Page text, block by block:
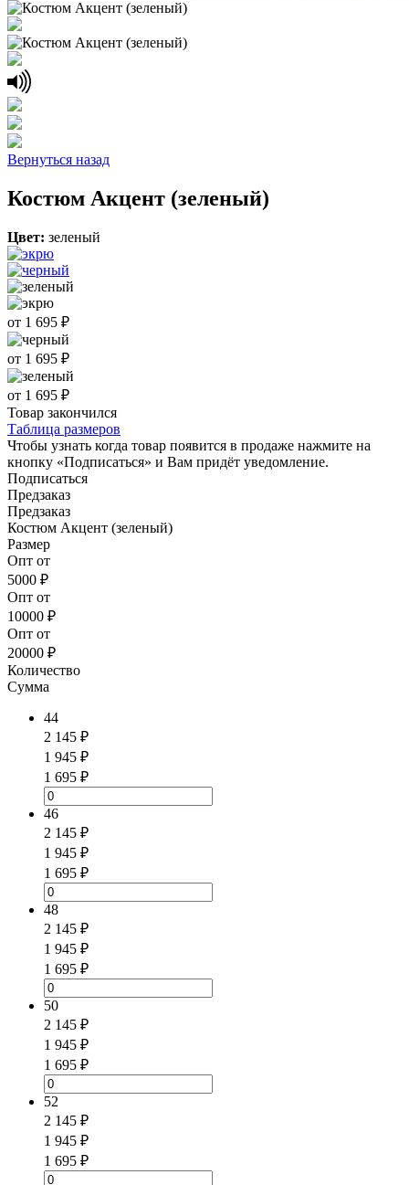
Вернуться назад
Костюм Акцент (зеленый)
Цвет: зеленый
от 1 695 ₽
от 1 695 ₽
от 1 695 ₽
Товар закончился
Таблица размеров
Чтобы узнать когда товар появится в продаже нажмите на
кнопку «Подписаться» и Вам придёт уведомление.
Подписаться
Предзаказ
Предзаказ
Костюм Акцент (зеленый)
Размер
Опт от
5000 ₽
Опт от
10000 ₽
Опт от
20000 ₽
Количество
Сумма
44
2 145 ₽
1 945 ₽
1 695 ₽
46
2 145 ₽
1 945 ₽
1 695 ₽
48
2 145 ₽
1 945 ₽
1 695 ₽
50
2 145 ₽
1 945 ₽
1 695 ₽
52
2 145 ₽
1 945 ₽
1 695 ₽